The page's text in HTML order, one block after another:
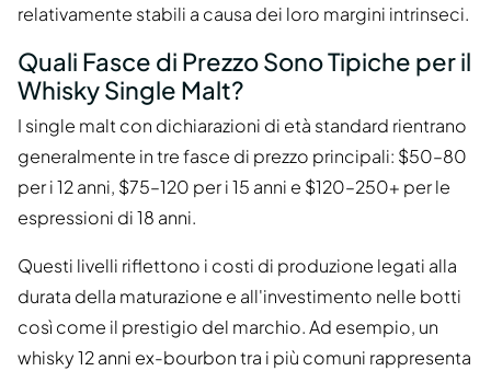
relativamente stabili a causa dei loro margini intrinseci.
Quali Fasce di Prezzo Sono Tipiche per il
Whisky Single Malt?
I single malt con dichiarazioni di età standard rientrano
generalmente in tre fasce di prezzo principali: $50–80
per i 12 anni, $75–120 per i 15 anni e $120–250+ per le
espressioni di 18 anni.
Questi livelli riflettono i costi di produzione legati alla
durata della maturazione e all'investimento nelle botti
così come il prestigio del marchio. Ad esempio, un
whisky 12 anni ex-bourbon tra i più comuni rappresenta